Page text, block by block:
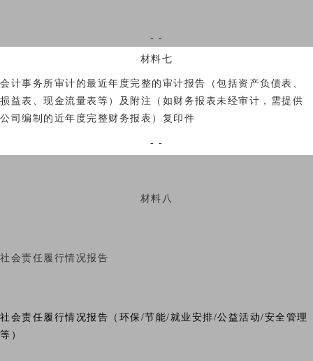
- -
材料七
会计事务所审计的最近年度完整的审计报告（包括资产负债表、
损益表、现金流量表等）及附注（如财务报表未经审计，需提供
公司编制的近年度完整财务报表）复印件
- -
材料八
社会责任履行情况报告
社会责任履行情况报告（环保/节能/就业安排/公益活动/安全管理
等）